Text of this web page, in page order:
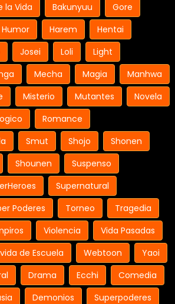
la Vida
Bakunyuu
Gore
Humor Harem
Hentai
Josei Loli
Light
Mecha Magia
Manhwa
Misterio Mutantes
Novela
Romance
Smut Shojo
Shonen
Shounen
Suspenso
Supernatural
Poderes Torneo
Tragedia
Violencia
Vida Pasadas
vida de Escuela Webtoon
Yaoi
Drama Ecchi
Comedia
Demonios
Superpoderes